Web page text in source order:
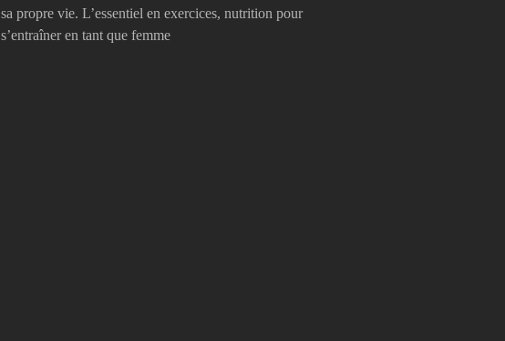
sa propre vie. L’essentiel en exercices, nutrition pour
s’entraîner en tant que femme